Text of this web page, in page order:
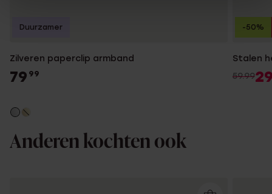
Zilveren paperclip armband
79 99
Duurzamer
Stalen
59.99
-50%
Anderen kochten ook